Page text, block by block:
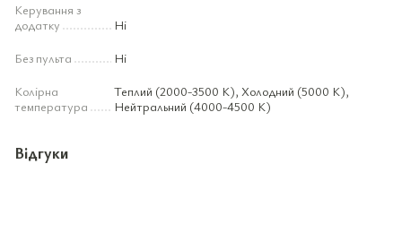
Керування з
додатку
Ні
Без пульта
Ні
Колірна
температура
Теплий (2000-3500 К), Холодний (5000 К),
Нейтральний (4000-4500 К)
Відгуки